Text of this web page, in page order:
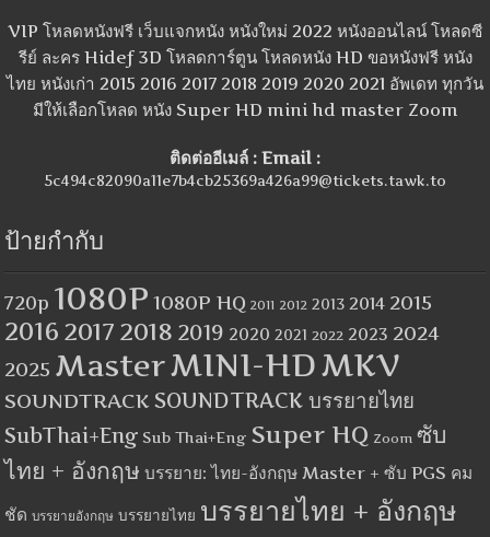
VIP โหลดหนังฟรี เว็บแจกหนัง หนังใหม่ 2022 หนังออนไลน์ โหลดซี
รีย์ ละคร Hidef 3D โหลดการ์ตูน โหลดหนัง HD ขอหนังฟรี หนัง
ไทย หนังเก่า 2015 2016 2017 2018 2019 2020 2021 อัพเดท ทุกวัน
มีให้เลือกโหลด หนัง Super HD mini hd master Zoom
ติดต่ออีเมล์ : Email :
5c494c82090a11e7b4cb25369a426a99@tickets.tawk.to
ป้ายกำกับ
720p 1080P 1080P HQ 2011 2012 2013 2014 2015
2016 2017 2018 2019 2020 2021 2022 2023 2024
2025 MasterMINI-HDMKV
SOUNDTRACK SOUNDTRACK บรรยายไทย
SubThai+Eng Sub Thai+Eng Super HQ Zoom ซับ
ไทย + อังกฤษ บรรยาย: ไทย-อังกฤษ Master + ซับ PGS คม
ชัด บรรยายอังกฤษ บรรยายไทย บรรยายไทย + อังกฤษ